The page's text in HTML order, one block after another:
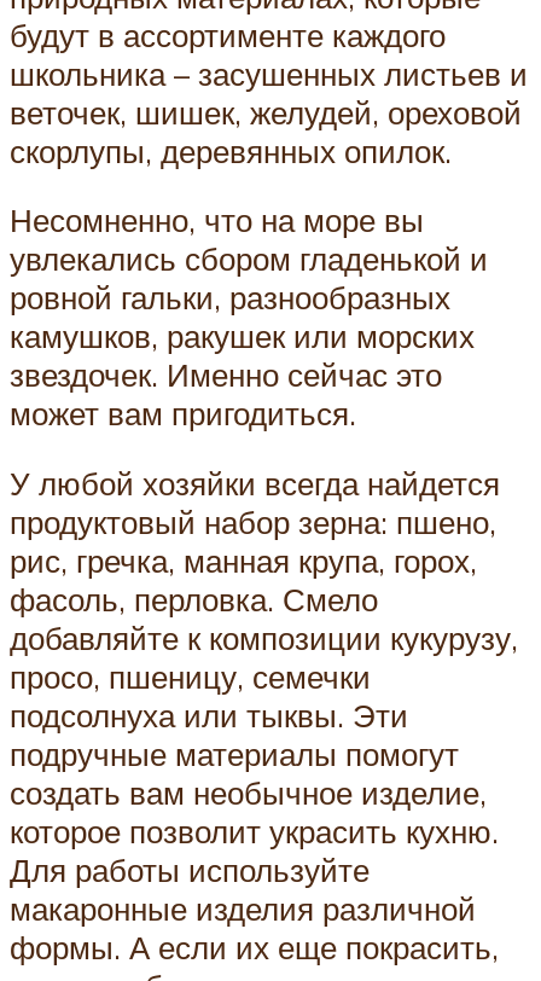
будут в ассортименте каждого
школьника – засушенных листьев и
веточек, шишек, желудей, ореховой
скорлупы, деревянных опилок.
Несомненно, что на море вы
увлекались сбором гладенькой и
ровной гальки, разнообразных
камушков, ракушек или морских
звездочек. Именно сейчас это
может вам пригодиться.
У любой хозяйки всегда найдется
продуктовый набор зерна: пшено,
рис, гречка, манная крупа, горох,
фасоль, перловка. Смело
добавляйте к композиции кукурузу,
просо, пшеницу, семечки
подсолнуха или тыквы. Эти
подручные материалы помогут
создать вам необычное изделие,
которое позволит украсить кухню.
Для работы используйте
макаронные изделия различной
формы. А если их еще покрасить,